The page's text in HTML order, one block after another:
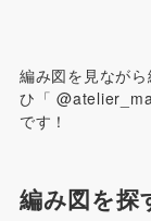
編み図を見なが
ひ「
です！
編み図を探